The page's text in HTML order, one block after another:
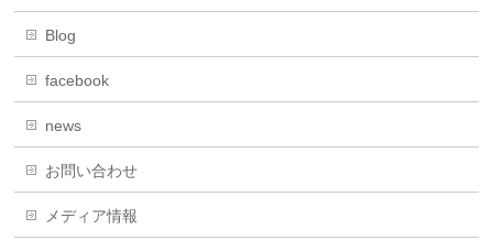
Blog
facebook
news
お問い合わせ
メディア情報